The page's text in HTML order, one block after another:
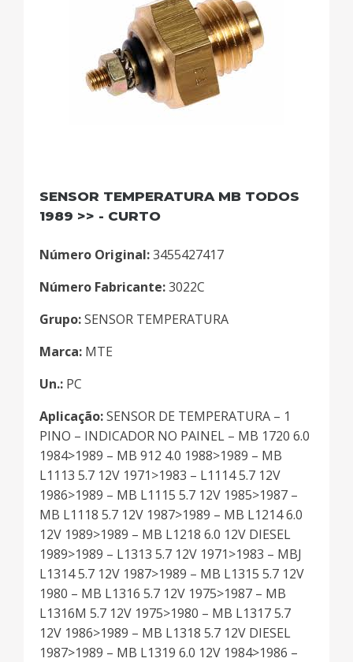
SENSOR TEMPERATURA MB TODOS
1989 >> - CURTO
Número Original:3455427417
Número Fabricante:3022C
Grupo:SENSOR TEMPERATURA
Marca: MTE
Un.: PC
Aplicação:SENSOR DE TEMPERATURA – 1
PINO – INDICADOR NO PAINEL – MB 1720 6.0
1984>1989 – MB 912 4.0 1988>1989 – MB
L1113 5.7 12V 1971>1983 – L1114 5.7 12V
1986>1989 – MB L1115 5.7 12V 1985>1987 –
MB L1118 5.7 12V 1987>1989 – MB L1214 6.0
12V 1989>1989 – MB L1218 6.0 12V DIESEL
1989>1989 – L1313 5.7 12V 1971>1983 – MBJ
L1314 5.7 12V 1987>1989 – MB L1315 5.7 12V
1980 – MB L1316 5.7 12V 1975>1987 – MB
L1316M 5.7 12V 1975>1980 – MB L1317 5.7
12V 1986>1989 – MB L1318 5.7 12V DIESEL
1987>1989 – MB L1319 6.0 12V 1984>1986 –